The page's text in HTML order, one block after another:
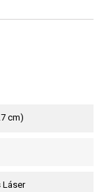
cm)
Láser